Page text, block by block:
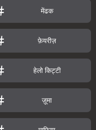
मेंढक
फ़ेयरीज़
हेलो किट्टी
ज़ूमा